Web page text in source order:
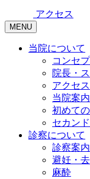
アクセス
MENU
当院について
コンセプ
院長・
アクセス
当院案内
初めて
セカン
診察について
診察案内
避妊・
麻酔